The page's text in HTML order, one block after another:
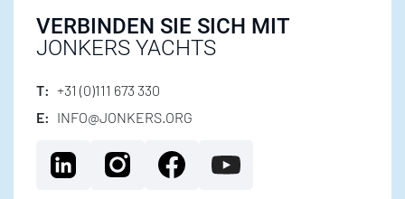
VERBINDEN SIE SICH MIT
JONKERS YACHTS
T: +31 (0)111 673 330
E: INFO@JONKERS.ORG